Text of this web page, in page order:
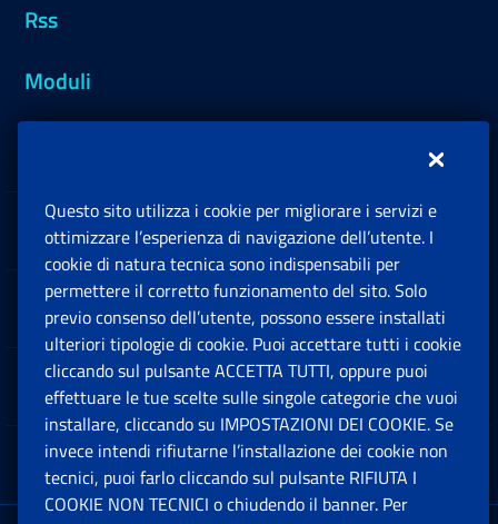
Rss
Moduli
Sedi e Contatti
Software
Note Legali
App mobile
Questo sito utilizza i cookie per migliorare i servizi e
ottimizzare l’esperienza di navigazione dell’utente. I
cookie di natura tecnica sono indispensabili per
permettere il corretto funzionamento del sito. Solo
previo consenso dell’utente, possono essere installati
ulteriori tipologie di cookie. Puoi accettare tutti i cookie
cliccando sul pulsante ACCETTA TUTTI, oppure puoi
effettuare le tue scelte sulle singole categorie che vuoi
installare, cliccando su IMPOSTAZIONI DEI COOKIE. Se
invece intendi rifiutarne l’installazione dei cookie non
tecnici, puoi farlo cliccando sul pulsante RIFIUTA I
COOKIE NON TECNICI o chiudendo il banner. Per